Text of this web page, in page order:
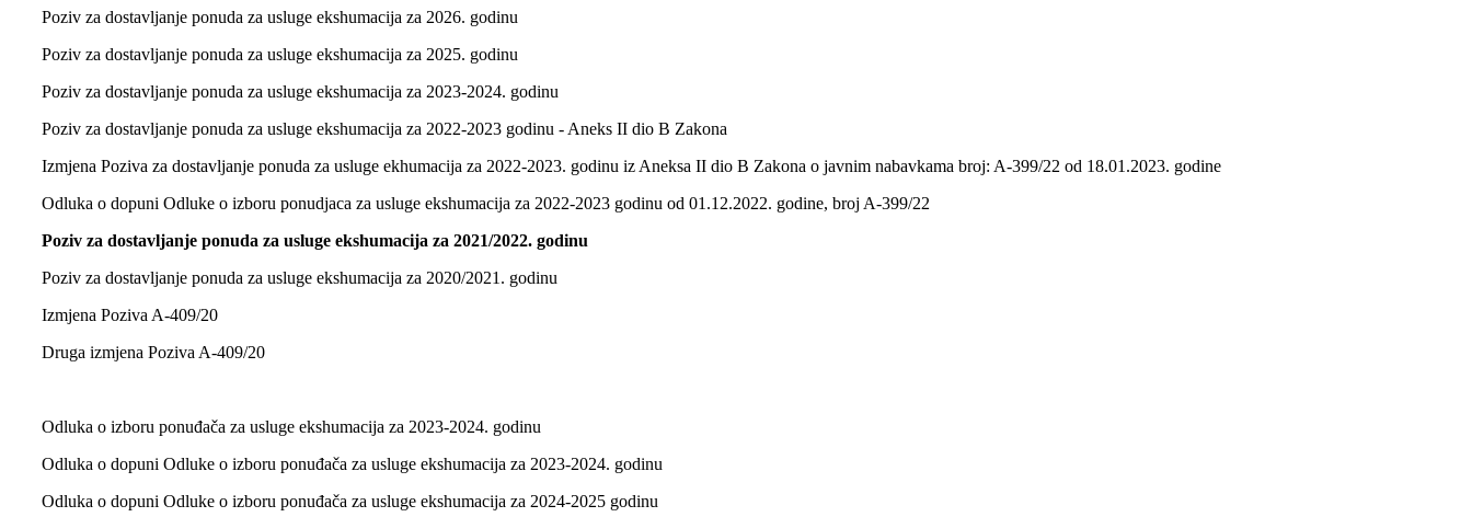
Poziv za dostavljanje ponuda za usluge ekshumacija za 2026. godinu
Poziv za dostavljanje ponuda za usluge ekshumacija za 2025. godinu
Poziv za dostavljanje ponuda za usluge ekshumacija za 2023-2024. godinu
Poziv za dostavljanje ponuda za usluge ekshumacija za 2022-2023 godinu - Aneks II dio B Zakona
Izmjena Poziva za dostavljanje ponuda za usluge ekhumacija za 2022-2023. godinu iz Aneksa II dio B Zakona o javnim nabavkama broj: A-399/22 od 18.01.2023. godine
Odluka o dopuni Odluke o izboru ponudjaca za usluge ekshumacija za 2022-2023 godinu od 01.12.2022. godine, broj A-399/22
Poziv za dostavljanje ponuda za usluge ekshumacija za 2021/2022. godinu
Poziv za dostavljanje ponuda za usluge ekshumacija za 2020/2021. godinu
Izmjena Poziva A-409/20
Druga izmjena Poziva A-409/20
Odluka o izboru ponuđača za usluge ekshumacija za 2023-2024. godinu
Odluka o dopuni Odluke o izboru ponuđača za usluge ekshumacija za 2023-2024. godinu
Odluka o dopuni Odluke o izboru ponuđača za usluge ekshumacija za 2024-2025 godinu